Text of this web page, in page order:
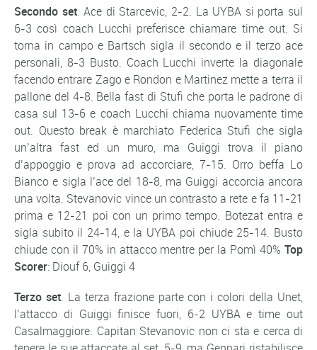
Secondo set. Ace di Starcevic, 2-2. La UYBA si porta sul
6-3 così coach Lucchi preferisce chiamare time out. Si
torna in campo e Bartsch sigla il secondo e il terzo ace
personali, 8-3 Busto. Coach Lucchi inverte la diagonale
facendo entrare Zago e Rondon e Martinez mette a terra il
pallone del 4-8. Bella fast di Stufi che porta le padrone di
casa sul 13-6 e coach Lucchi chiama nuovamente time
out. Questo break è marchiato Federica Stufi che sigla
un’altra fast ed un muro, ma Guiggi trova il piano
d’appoggio e prova ad accorciare, 7-15. Orro beffa Lo
Bianco e sigla l’ace del 18-8, ma Guiggi accorcia ancora
una volta. Stevanovic vince un contrasto a rete e fa 11-21
prima e 12-21 poi con un primo tempo. Botezat entra e
sigla subito il 24-14, e la UYBA poi chiude 25-14. Busto
chiude con il 70% in attacco mentre per la Pomì 40% Top
Scorer: Diouf 6, Guiggi 4
Terzo set. La terza frazione parte con i colori della Unet,
l’attacco di Guiggi finisce fuori, 6-2 UYBA e time out
Casalmaggiore. Capitan Stevanovic non ci sta e cerca di